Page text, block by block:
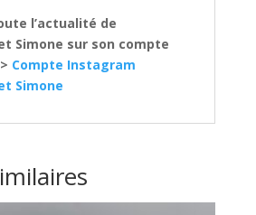
l’actualité de
Simone sur son compte
Compte Instagram
Simone